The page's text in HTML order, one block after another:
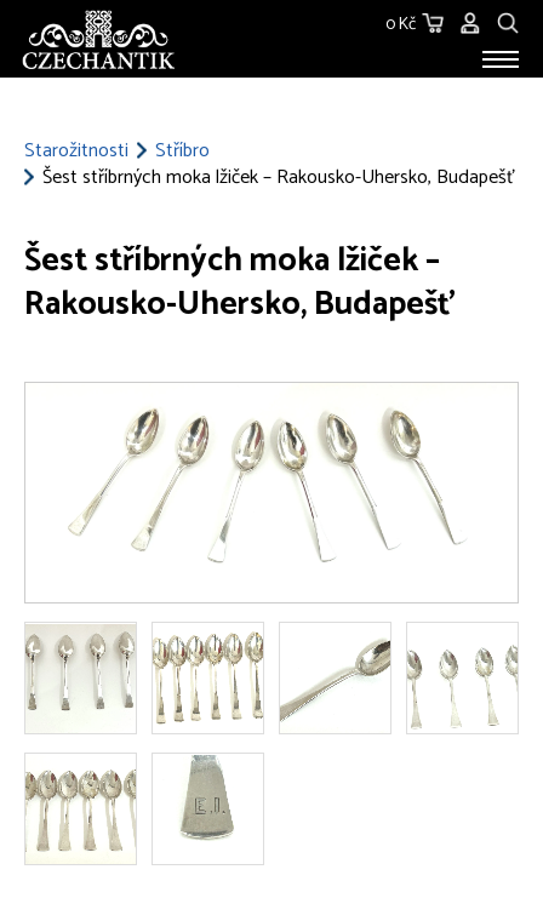
0 Kč
KONTAKT
Starožitnosti
Stříbro
Šest stříbrných moka lžiček – Rakousko-Uhersko, Budapešť
Šest stříbrných moka lžiček –
Rakousko-Uhersko, Budapešť